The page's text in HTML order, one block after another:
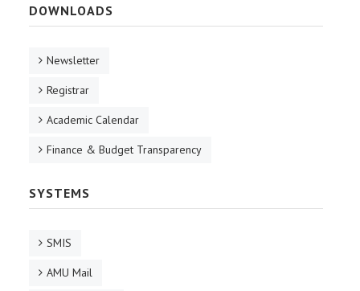
DOWNLOADS
Newsletter
Registrar
Academic Calendar
Finance & Budget Transparency
SYSTEMS
SMIS
AMU Mail